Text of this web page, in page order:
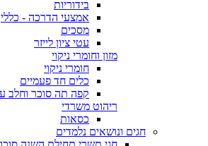
בידוריות
אמצעי הדרכה - כללי
מסכים
עטי ציון לייזר
מזון וחומרי ניקוי
חומרי ניקוי
כלים חד פעמיים
קפה תה סוכר וחלב
ריהוט משרדי
כסאות
חגים ונושאים נלמדים